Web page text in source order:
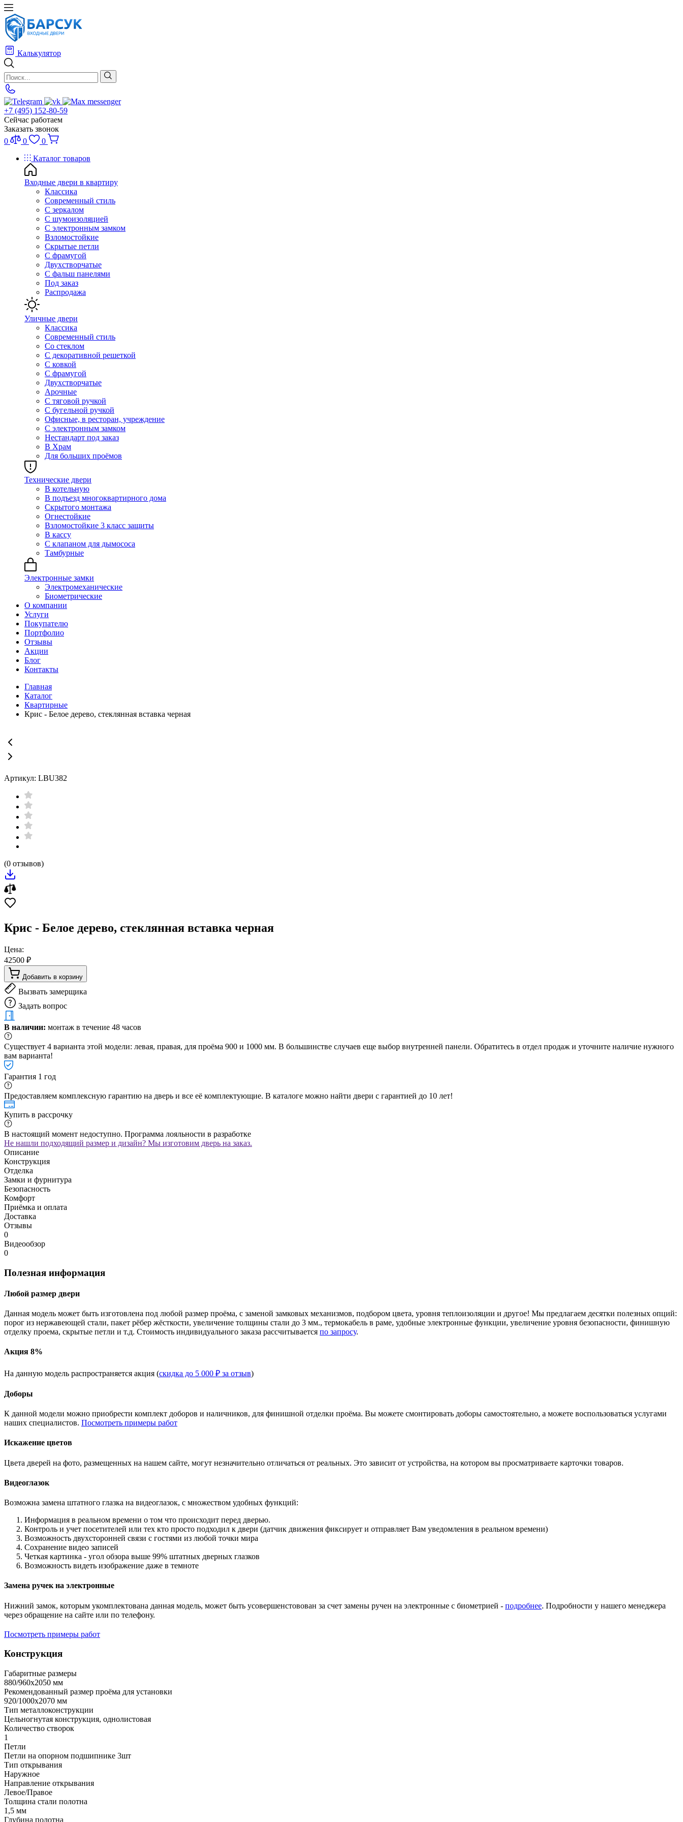
Калькулятор
+7 (495) 152-80-59
Сейчас работаем
Заказать звонок
0
0
0
Каталог товаров
Входные двери в квартиру
Классика
Современный стиль
С зеркалом
С шумоизоляцией
С электронным замком
Взломостойкие
Скрытые петли
С фрамугой
Двухстворчатые
С фальш панелями
Под заказ
Распродажа
Уличные двери
Классика
Современный стиль
Со стеклом
С декоративной решеткой
С ковкой
С фрамугой
Двухстворчатые
Арочные
С тяговой ручкой
С бугельной ручкой
Офисные, в ресторан, учреждение
С электронным замком
Нестандарт под заказ
В Храм
Для больших проёмов
Технические двери
В котельную
В подъезд многоквартирного дома
Скрытого монтажа
Огнестойкие
Взломостойкие 3 класс защиты
В кассу
С клапаном для дымососа
Тамбурные
Электронные замки
Электромеханические
Биометрические
О компании
Услуги
Покупателю
Портфолио
Отзывы
Акции
Блог
Контакты
Главная
Каталог
Квартирные
Крис - Белое дерево, стеклянная вставка черная
Артикул: LBU382
(0 отзывов)
Крис - Белое дерево, стеклянная вставка черная
Цена:
42500 ₽
Добавить в корзину
Вызвать замерщика
Задать вопрос
В наличии: монтаж в течение 48 часов
Существует 4 варианта этой модели: левая, правая, для проёма 900 и 1000 мм. В большинстве случаев еще выбор внутренней панели. Обратитесь в отдел продаж и уточните наличие нужного
вам варианта!
Гарантия 1 год
Предоставляем комплексную гарантию на дверь и все её комплектующие. В каталоге можно найти двери с гарантией до 10 лет!
Купить в рассрочку
В настоящий момент недоступно. Программа лояльности в разработке
Не нашли подходящий размер и дизайн? Мы изготовим дверь на заказ.
Описание
Конструкция
Отделка
Замки и фурнитура
Безопасность
Комфорт
Приёмка и оплата
Доставка
Отзывы
0
Видеообзор
0
Полезная информация
Любой размер двери
Данная модель может быть изготовлена под любой размер проёма, с заменой замковых механизмов, подбором цвета, уровня теплоизоляции и другое! Мы предлагаем десятки полезных опций:
порог из нержавеющей стали, пакет рёбер жёсткости, увеличение толщины стали до 3 мм., термокабель в раме, удобные электронные функции, увеличение уровня безопасности, финишную
отделку проема, скрытые петли и т.д. Стоимость индивидуального заказа рассчитывается по запросу.
Акция 8%
На данную модель распространяется акция (скидка до 5 000 ₽ за отзыв)
Доборы
К данной модели можно приобрести комплект доборов и наличников, для финишной отделки проёма. Вы можете смонтировать доборы самостоятельно, а можете воспользоваться услугами
наших специалистов. Посмотреть примеры работ
Искажение цветов
Цвета дверей на фото, размещенных на нашем сайте, могут незначительно отличаться от реальных. Это зависит от устройства, на котором вы просматриваете карточки товаров.
Видеоглазок
Возможна замена штатного глазка на видеоглазок, с множеством удобных функций:
Информация в реальном времени о том что происходит перед дверью.
Контроль и учет посетителей или тех кто просто подходил к двери (датчик движения фиксирует и отправляет Вам уведомления в реальном времени)
Возможность двухсторонней связи с гостями из любой точки мира
Сохранение видео записей
Четкая картинка - угол обзора выше 99% штатных дверных глазков
Возможность видеть изображение даже в темноте
Замена ручек на электронные
Нижний замок, которым укомплектована данная модель, может быть усовершенстовован за счет замены ручен на электронные с биометрией - подробнее. Подробности у нашего менеджера
через обращение на сайте или по телефону.
Посмотреть примеры работ
Конструкция
Габаритные размеры
880/960х2050 мм
Рекомендованный размер проёма для установки
920/1000х2070 мм
Тип металлоконструкции
Цельногнутая конструкция, однолистовая
Количество створок
1
Петли
Петли на опорном подшипнике 3шт
Тип открывания
Наружное
Направление открывания
Левое/Правое
Толщина стали полотна
1,5 мм
Глубина полотна